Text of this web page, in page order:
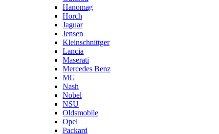
Hanomag
Horch
Jaguar
Jensen
Kleinschnittger
Lancia
Maserati
Mercedes Benz
MG
Nash
Nobel
NSU
Oldsmobile
Opel
Packard